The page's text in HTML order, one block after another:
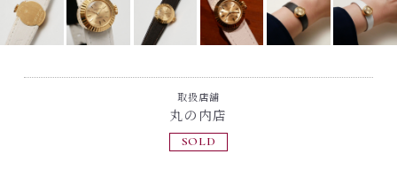
取扱店舗
丸の内店
SOLD